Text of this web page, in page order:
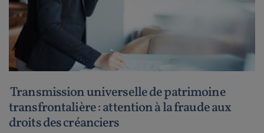
Transmission universelle de patrimoine
transfrontalière : attention à la fraude aux
droits des créanciers